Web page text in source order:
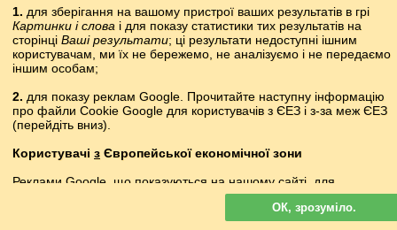
ДАНСЬКА hovedtelefoner
ЕРЗЯНСЬКА ?
ЕСПЕРАНТО aŭdiloj
ЕСТОНСЬКА kõrvaklapid
ІСЛАНДСЬКА ?
ІСПАНСЬКА auriculares
ІТАЛІЙСЬКА
КАЗАХСЬКА құлаққап
КАШУБСЬКА słëchùlczi
1. для зберігання на вашому пристрої ваших результатів в грі
Картинки і слова і для показу статистики тих результатів на
сторінці Ваші результати; ці результати недоступні ішним
користувачам, ми їх не бережемо, не аналізуємо і не передаємо
іншим особам;
2. для показу реклам Google. Прочитайте наступну інформацію
про файли Cookie Google для користувачів з ЄЕЗ і з-за меж ЄЕЗ
(перейдіть вниз).
Користувачі з Європейської економічної зони
Реклами Google, що показуються на нашому сайті, для
персоналізуються. У такій рекламі файли
cookie не використовуються для персоналізації оголошень, але
служать для обмеження частоти показів, підготовки зведених
ОК, зрозуміло.